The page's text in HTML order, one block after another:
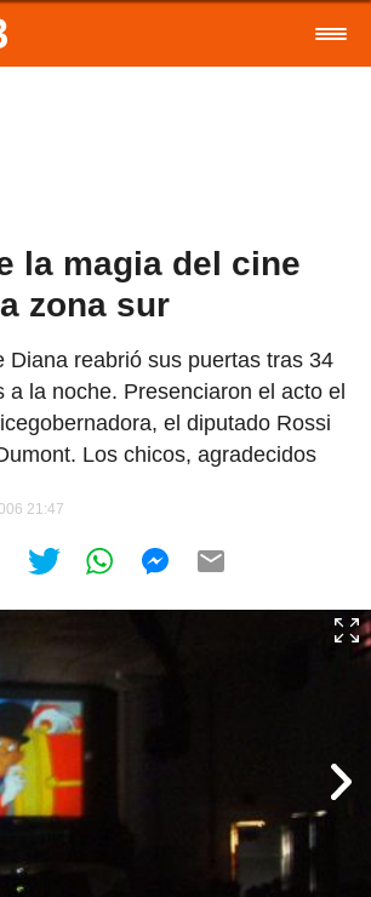
la magia del cine
zona sur
Diana reabrió sus puertas tras 34
a la noche. Presenciaron el acto el
el diputado Rossi
Los chicos, agradecidos
21:47